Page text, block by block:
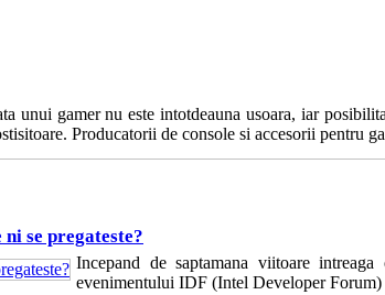
unui gamer nu este intotdeauna usoara, iar
Producatorii de console si accesorii pentru
se pregateste?
Incepand de saptamana viitoare
evenimentului IDF (Intel Developer Forum)